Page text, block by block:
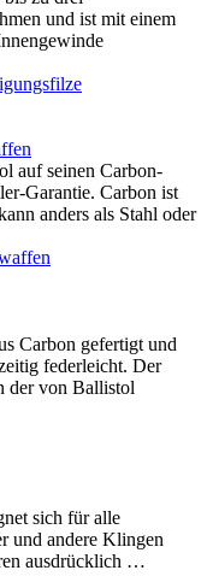
und ist mit einem
auf seinen Carbon-
Garantie. Carbon ist
anders als Stahl oder
Carbon gefertigt und
federleicht. Der
der von Ballistol
sich für alle
und andere Klingen
ausdrücklich …